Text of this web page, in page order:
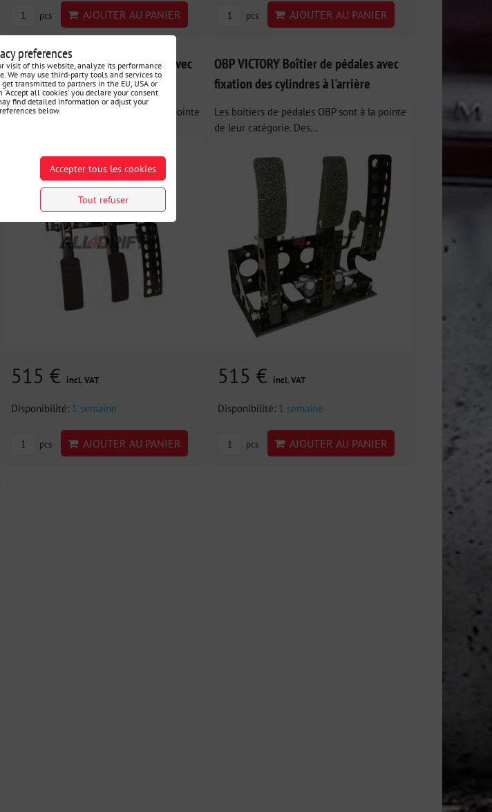
pcs AJOUTER AU PANIER pcs AJOUTER AU PANIER
Boîtier de pédales OBP VICTORY avec
fixation supérieure
Les boîtiers de pédales OBP sont à la pointe
515 € incl. VAT
Disponibilité: 1 semaine
pcs AJOUTER AU PANIER
OBP VICTORY Boîtier de pédales avec
fixation des cylindres à l'arrière
Les boîtiers de pédales OBP sont à la pointe
de leur catégorie. Des...
515 € incl. VAT
Disponibilité: 1 semaine
pcs AJOUTER AU PANIER
preferences
visit of this website, analyze its performance
We may use third-party tools and services to
transmitted to partners in the EU, USA or
all cookies' you declare your consent
find detailed information or adjust your
below.
Accepter tous les cookies
Tout refuser